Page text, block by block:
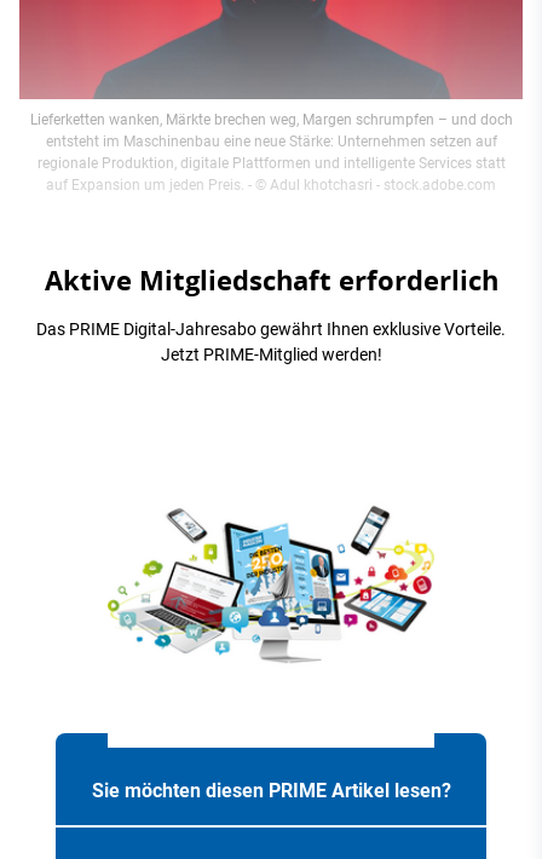
Lieferketten wanken, Märkte brechen weg, Margen schrumpfen – und doch
entsteht im Maschinenbau eine neue Stärke: Unternehmen setzen auf
regionale Produktion, digitale Plattformen und intelligente Services statt
auf Expansion um jeden Preis. - © Adul khotchasri - stock.adobe.com
Aktive Mitgliedschaft erforderlich
Das PRIME Digital-Jahresabo gewährt Ihnen exklusive Vorteile.
Jetzt PRIME-Mitglied werden!
Sie möchten diesen PRIME Artikel lesen?